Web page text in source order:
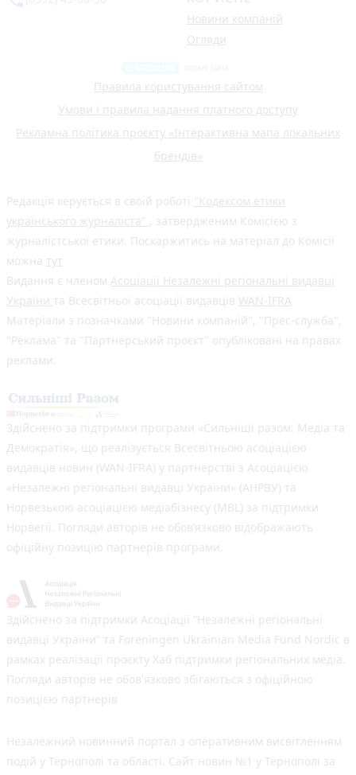
Новини компаній
Огляди
Правила користування сайтом
Умови і правила надання платного доступу
Рекламна політика проєкту «Інтерактивна мапа локальних
брендів»
Редакція керується в своїй роботі "Кодексом етики
українського журналіста" , затвердженим Комісією з
журналістської етики. Поскаржитись на матеріал до Комісії
можна тут
Видання є членом Асоціації Незалежні регіональні видавці
України та Всесвітньої асоціації видавців WAN-IFRA
Матеріали з позначками "Новини компаній", "Прес-служба",
"Реклама" та "Партнерський проєкт" опубліковані на правах
реклами.
Здійснено за підтримки програми «Сильніші разом: Медіа та
Демократія», що реалізується Всесвітньою асоціацією
видавців новин (WAN-IFRA) у партнерстві з Асоціацією
«Незалежні регіональні видавці України» (АНРВУ) та
Норвезькою асоціацією медіабізнесу (MBL) за підтримки
Норвегії. Погляди авторів не обов’язково відображають
офіційну позицію партнерів програми.
Здійснено за підтримки Асоціації “Незалежні регіональні
видавці України” та Foreningen Ukrainian Media Fund Nordic в
рамках реалізації проєкту Хаб підтримки регіональних медіа.
Погляди авторів не обов'язково збігаються з офіційною
позицією партнерів
Незалежний новинний портал з оперативним висвітленням
подій у Тернополі та області. Сайт новин №1 у Тернополі за